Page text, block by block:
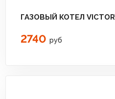
ГАЗОВЫЙ КОТЕЛ
2740 руб